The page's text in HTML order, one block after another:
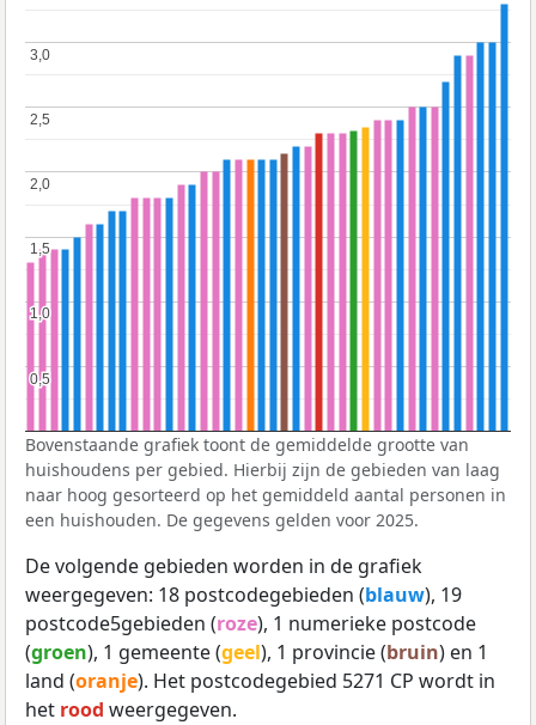
0,5
0,5
1,0
1,0
1,5
1,5
2,0
2,0
2,5
2,5
3,0
3,0
Bovenstaande grafiek toont de gemiddelde grootte van
huishoudens per gebied. Hierbij zijn de gebieden van laag
naar hoog gesorteerd op het gemiddeld aantal personen in
een huishouden. De gegevens gelden voor 2025.
De volgende gebieden worden in de grafiek
weergegeven: 18 postcodegebieden (blauw), 19
postcode5gebieden (roze), 1 numerieke postcode
(groen), 1 gemeente (geel), 1 provincie (bruin) en 1
land (oranje). Het postcodegebied 5271 CP wordt in
het rood weergegeven.